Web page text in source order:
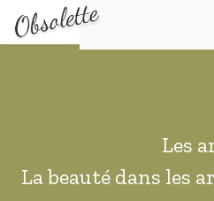
Les
La beauté dans les